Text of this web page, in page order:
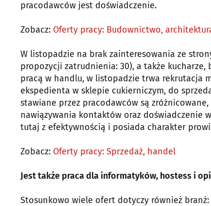
pracodawców jest doświadczenie.
Zobacz: Oferty pracy: Budownictwo,
W listopadzie na brak zainteresowania ze
propozycji zatrudnienia: 30), a także
pracą w handlu, w listopadzie trwa rekrutacja
ekspedienta w sklepie cukierniczym, do
stawiane przez pracodawców są
nawiązywania kontaktów oraz doświadczenie
tutaj z efektywnością i posiada charakter
Zobacz: Oferty pracy: Sprzedaż, handel
Jest także praca dla informatyków, hostess i
Stosunkowo wiele ofert dotyczy również